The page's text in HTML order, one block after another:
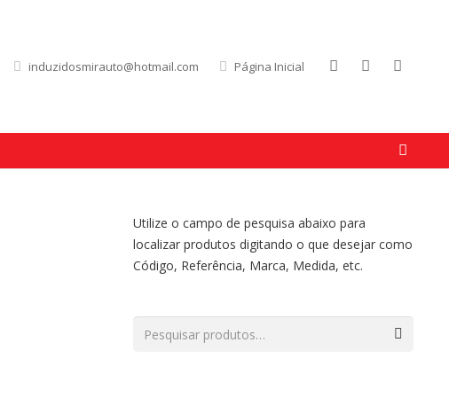
induzidosmirauto@hotmail.com Página Inicial
Utilize o campo de pesquisa abaixo para
localizar produtos digitando o que desejar como
Código, Referência, Marca, Medida, etc.